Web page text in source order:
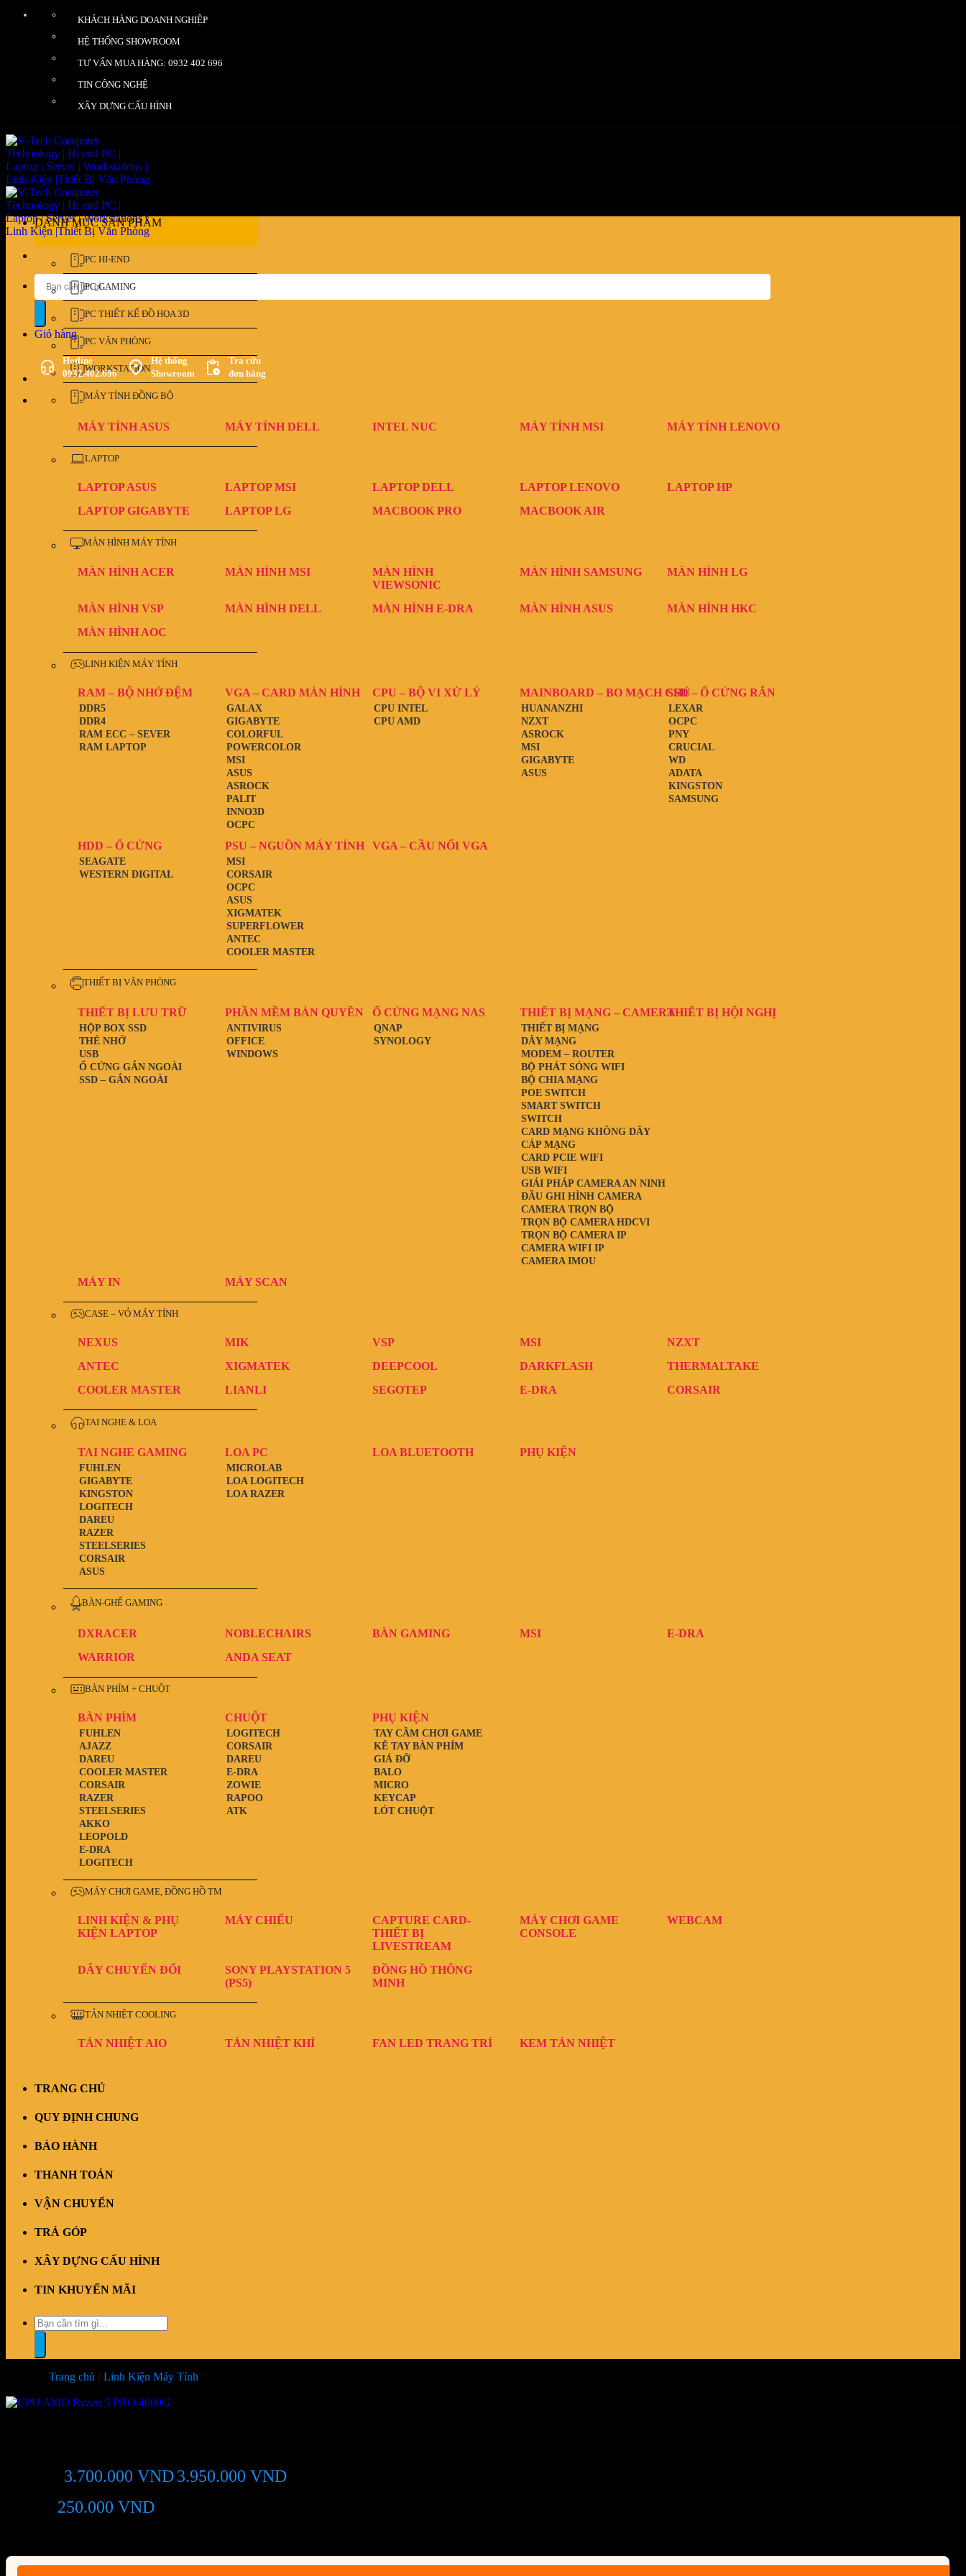
KHÁCH HÀNG DOANH NGHIỆP
HỆ THỐNG SHOWROOM
TƯ VẤN MUA HÀNG: 0932 402 696
TIN CÔNG NGHỆ
XÂY DỰNG CẤU HÌNH
Tìm
kiếm:
Giỏ hàng
Hotline
0932.402.696
Hệ thống
Showroom
Tra cứu
đơn hàng
DANH MỤC SẢN PHẨM
PC HI-END
PC GAMING
PC THIẾT KẾ ĐỒ HỌA 3D
PC VĂN PHÒNG
WORKSTATION
MÁY TÍNH ĐỒNG BỘ
MÁY TÍNH ASUS MÁY TÍNH DELL INTEL NUC MÁY TÍNH MSI MÁY TÍNH LENOVO
LAPTOP
LAPTOP ASUS LAPTOP MSI LAPTOP DELL LAPTOP LENOVO
LAPTOP HP
LAPTOP GIGABYTE
LAPTOP LG MACBOOK PRO MACBOOK AIR
MÀN HÌNH MÁY TÍNH
MÀN HÌNH ACER MÀN HÌNH MSI
MÀN HÌNH
VIEWSONIC
MÀN HÌNH SAMSUNG MÀN HÌNH LG
MÀN HÌNH VSP MÀN HÌNH DELL MÀN HÌNH E-DRA MÀN HÌNH ASUS
MÀN HÌNH HKC
MÀN HÌNH AOC
LINH KIỆN MÁY TÍNH
RAM – BỘ NHỚ ĐỆM
RAM LAPTOP
RAM ECC – SEVER
DDR4
DDR5
VGA – CARD MÀN HÌNH
OCPC
INNO3D
PALIT
ASROCK
ASUS
MSI
POWERCOLOR
COLORFUL
GIGABYTE
GALAX
CPU – BỘ VI XỬ LÝ
CPU AMD
CPU INTEL
MAINBOARD – BO MẠCH CHỦ
ASUS
GIGABYTE
MSI
ASROCK
NZXT
HUANANZHI
SSD – Ổ CỨNG RẮN
SAMSUNG
KINGSTON
ADATA
WD
CRUCIAL
PNY
OCPC
LEXAR
HDD – Ổ CỨNG
WESTERN DIGITAL
SEAGATE
PSU – NGUỒN MÁY TÍNH
COOLER MASTER
ANTEC
SUPERFLOWER
XIGMATEK
ASUS
OCPC
CORSAIR
MSI
VGA – CẦU NỐI VGA
THIẾT BỊ VĂN PHÒNG
THIẾT BỊ LƯU TRỮ
SSD – GẮN NGOÀI
Ổ CỨNG GẮN NGOÀI
USB
THẺ NHỚ
HỘP BOX SSD
PHẦN MỀM BẢN QUYỀN
WINDOWS
OFFICE
ANTIVIRUS
Ổ CỨNG MẠNG NAS
SYNOLOGY
QNAP
THIẾT BỊ MẠNG – CAMERA
GIẢI PHÁP CAMERA AN NINH
CAMERA WIFI IP
CAMERA IMOU
CAMERA TRỌN BỘ
TRỌN BỘ CAMERA IP
TRỌN BỘ CAMERA HDCVI
ĐẦU GHI HÌNH CAMERA
THIẾT BỊ MẠNG
CARD MẠNG KHÔNG DÂY
USB WIFI
CARD PCIE WIFI
CÁP MẠNG
BỘ CHIA MẠNG
SWITCH
SMART SWITCH
POE SWITCH
BỘ PHÁT SÓNG WIFI
MODEM – ROUTER
DÂY MẠNG
THIẾT BỊ HỘI NGHỊ
MÁY IN MÁY SCAN
CASE – VỎ MÁY TÍNH
NEXUS MIK VSP MSI
NZXT
ANTEC
XIGMATEK DEEPCOOL DARKFLASH
THERMALTAKE
COOLER MASTER
LIANLI SEGOTEP E-DRA CORSAIR
TAI NGHE & LOA
TAI NGHE GAMING
ASUS
CORSAIR
STEELSERIES
RAZER
DAREU
LOGITECH
KINGSTON
GIGABYTE
FUHLEN
LOA PC
LOA RAZER
LOA LOGITECH
MICROLAB
LOA BLUETOOTH PHỤ KIỆN
BÀN-GHẾ GAMING
DXRACER NOBLECHAIRS BÀN GAMING MSI
E-DRA
WARRIOR
ANDA SEAT
BÀN PHÍM + CHUỘT
BÀN PHÍM
LOGITECH
E-DRA
LEOPOLD
AKKO
STEELSERIES
RAZER
CORSAIR
COOLER MASTER
DAREU
AJAZZ
FUHLEN
CHUỘT
ATK
RAPOO
ZOWIE
E-DRA
DAREU
CORSAIR
LOGITECH
PHỤ KIỆN
LÓT CHUỘT
KEYCAP
MICRO
BALO
GIÁ ĐỠ
KÊ TAY BÀN PHÍM
TAY CẦM CHƠI GAME
MÁY CHƠI GAME, ĐỒNG HỒ TM
LINH KIỆN & PHỤ
KIỆN LAPTOP
MÁY CHIẾU
CAPTURE CARD-
THIẾT BỊ
LIVESTREAM
MÁY CHƠI GAME
CONSOLE
WEBCAM
DÂY CHUYỂN ĐỔI
SONY PLAYSTATION 5
(PS5)
ĐỒNG HỒ THÔNG
MINH
TẢN NHIỆT COOLING
TẢN NHIỆT AIO TẢN NHIỆT KHÍ FAN LED TRANG TRÍ KEM TẢN NHIỆT
TRANG CHỦ
QUY ĐỊNH CHUNG
BẢO HÀNH
THANH TOÁN
VẬN CHUYỂN
TRẢ GÓP
XÂY DỰNG CẤU HÌNH
TIN KHUYẾN MÃI
Tìm
kiếm:
Trang chủ / Linh Kiện Máy Tính
3.700.000 VND3.950.000 VND
250.000 VND